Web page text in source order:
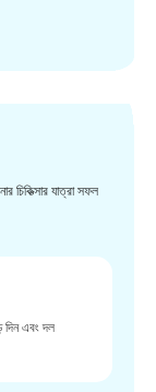
চিকিত্সার যাত্রা সফল
দিন এবং দল